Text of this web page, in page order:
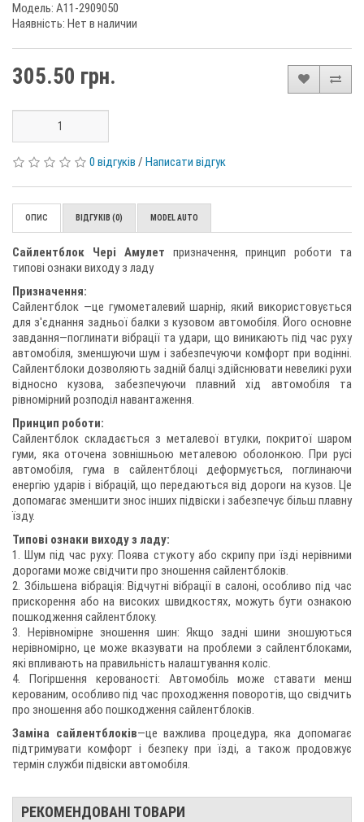
Модель: A11-2909050
Наявність: Нет в наличии
305.50 грн.
0 відгуків / Написати відгук
ОПИС ВІДГУКІВ (0) MODEL AUTO
Сайлентблок Чері Амулет призначення, принцип роботи та
типові ознаки виходу з ладу
Призначення:
Сайлентблок —це гумометалевий шарнір, який використовується
для з'єднання задньої балки з кузовом автомобіля. Його основне
завдання—поглинати вібрації та удари, що виникають під час руху
автомобіля, зменшуючи шум і забезпечуючи комфорт при водінні.
Сайлентблоки дозволяють задній балці здійснювати невеликі рухи
відносно кузова, забезпечуючи плавний хід автомобіля та
рівномірний розподіл навантаження.
Принцип роботи:
Сайлентблок складається з металевої втулки, покритої шаром
гуми, яка оточена зовнішньою металевою оболонкою. При русі
автомобіля, гума в сайлентблоці деформується, поглинаючи
енергію ударів і вібрацій, що передаються від дороги на кузов. Це
допомагає зменшити знос інших підвіски і забезпечує більш плавну
їзду.
Типові ознаки виходу з ладу:
1. Шум під час руху: Поява стукоту або скрипу при їзді нерівними
дорогами може свідчити про зношення сайлентблоків.
2. Збільшена вібрація: Відчутні вібрації в салоні, особливо під час
прискорення або на високих швидкостях, можуть бути ознакою
пошкодження сайлентблоку.
3. Нерівномірне зношення шин: Якщо задні шини зношуються
нерівномірно, це може вказувати на проблеми з сайлентблоками,
які впливають на правильність налаштування коліс.
4. Погіршення керованості: Автомобіль може ставати менш
керованим, особливо під час проходження поворотів, що свідчить
про зношення або пошкодження сайлентблоків.
Заміна сайлентблоків—це важлива процедура, яка допомагає
підтримувати комфорт і безпеку при їзді, а також продовжує
термін служби підвіски автомобіля.
РЕКОМЕНДОВАНІ ТОВАРИ